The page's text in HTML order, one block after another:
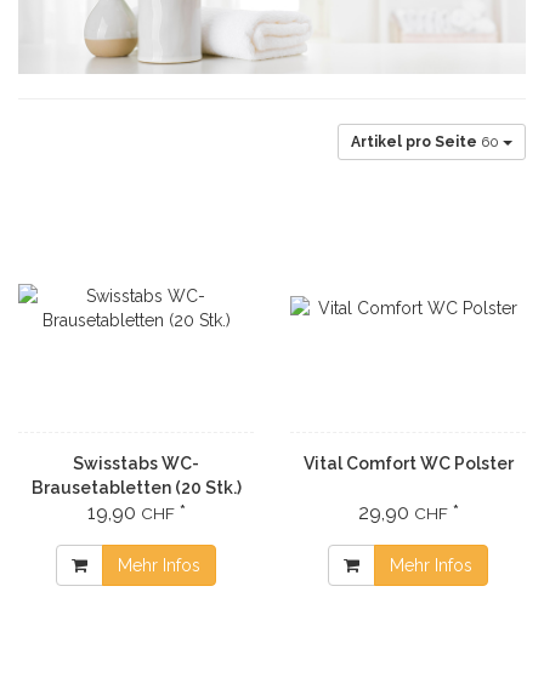
Artikel pro Seite 60
Swisstabs WC-
Brausetabletten (20 Stk.)
19,90 CHF*
Mehr Infos
Vital Comfort WC Polster
29,90 CHF*
Mehr Infos